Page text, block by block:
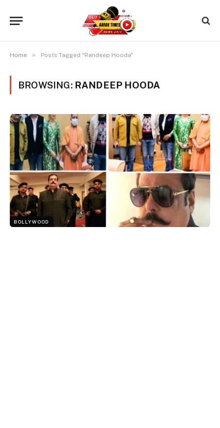
Home » Posts Tagged "Randeep Hooda"
BROWSING: RANDEEP HOODA
BOLLYWOOD